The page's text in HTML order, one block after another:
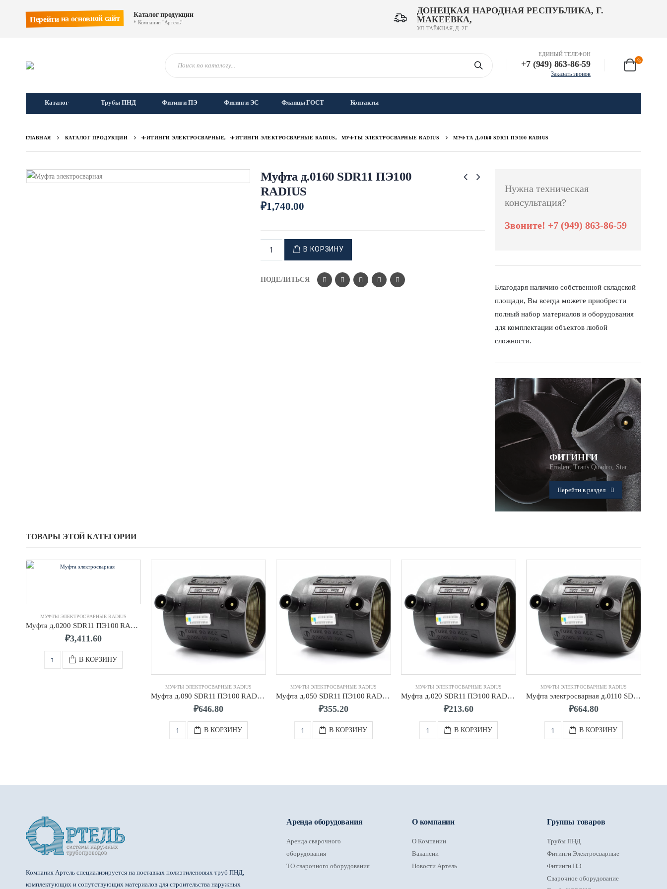
ДОНЕЦКАЯ НАРОДНАЯ РЕСПУБЛИКА, Г.
МАКЕЕВКА,
УЛ. ТАЁЖНАЯ, Д. 2Г
Перейти на основной сайт Каталог продукции
* Компании "Артель"
ЕДИНЫЙ ТЕЛЕФОН
+7 (949) 863-86-59
Заказать звонок
Каталог Трубы ПНД Фитинги ПЭ Фитинги ЭС Фланцы ГОСТ Контакты
ГЛАВНАЯ КАТАЛОГ ПРОДУКЦИИ ФИТИНГИ ЭЛЕКТРОСВАРНЫЕ, ФИТИНГИ ЭЛЕКТРОСВАРНЫЕ RADIUS, МУФТЫ ЭЛЕКТРОСВАРНЫЕ RADIUS МУФТА Д.0160 SDR11 ПЭ100 RADIUS
Муфта д.0160 SDR11 ПЭ100
RADIUS
₽1,740.00
В КОРЗИНУ
ПОДЕЛИТЬСЯ
Нужна техническая
консультация?
Звоните! +7 (949) 863-86-59
Благодаря наличию собственной складской
площади, Вы всегда можете приобрести
полный набор материалов и оборудования
для комплектации объектов любой
сложности.
ФИТИНГИ
Frialen, Trans Quadro, Star.
Перейти в раздел
ТОВАРЫ ЭТОЙ КАТЕГОРИИ
МУФТЫ ЭЛЕКТРОСВАРНЫЕ RADIUS
Муфта д.0200 SDR11 ПЭ100 RADIUS
₽3,411.60
В КОРЗИНУ
МУФТЫ ЭЛЕКТРОСВАРНЫЕ RADIUS
Муфта д.090 SDR11 ПЭ100 RADIUS
₽646.80
В КОРЗИНУ
МУФТЫ ЭЛЕКТРОСВАРНЫЕ RADIUS
Муфта д.050 SDR11 ПЭ100 RADIUS
₽355.20
В КОРЗИНУ
МУФТЫ ЭЛЕКТРОСВАРНЫЕ RADIUS
Муфта д.020 SDR11 ПЭ100 RADIUS
₽213.60
В КОРЗИНУ
МУФТЫ ЭЛЕКТРОСВАРНЫЕ RADIUS
Муфта электросварная д.0110 SDR11 ПЭ100 RADIUS
₽664.80
В КОРЗИНУ
Компания Артель специализируется на поставках полиэтиленовых труб ПНД,
комплектующих и сопутствующих материалов для строительства наружных
Аренда оборудования
Аренда сварочного
оборудования
ТО сварочного оборудования
О компании
О Компании
Вакансии
Новости Артель
Группы товаров
Трубы ПНД
Фитинги Электросварные
Фитинги ПЭ
Сварочное оборудование